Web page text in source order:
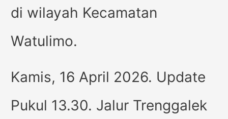
di wilayah Kecamatan
Watulimo.
Kamis, 16 April 2026. Update
Pukul 13.30. Jalur Trenggalek